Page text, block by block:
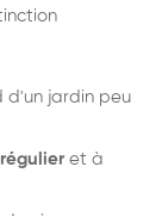
d'un jardin peu
et à